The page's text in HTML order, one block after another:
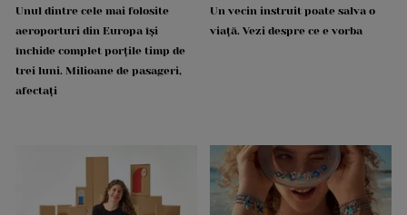
Unul dintre cele mai folosite
aeroporturi din Europa își
închide complet porțile timp de
trei luni. Milioane de pasageri,
afectați
Un vecin instruit poate salva o
viață. Vezi despre ce e vorba